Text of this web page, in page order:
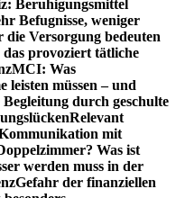
Beruhigungsmittel
Befugnisse, weniger
die Versorgung bedeuten
provoziert tätliche
MCI: Was
leisten müssen – und
durch geschulte
Relevant
mit
Was ist
werden muss in der
Gefahr der finanziellen